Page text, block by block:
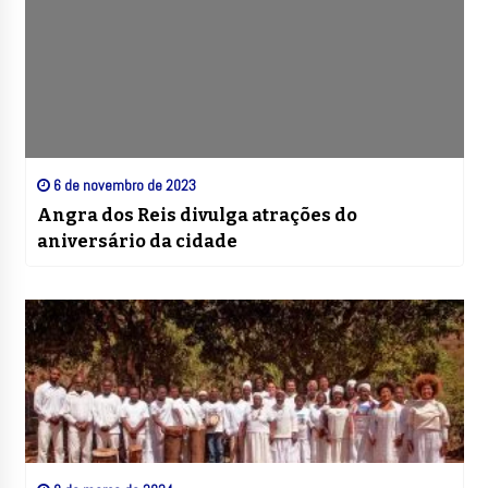
6 de novembro de 2023
Angra dos Reis divulga atrações do
aniversário da cidade